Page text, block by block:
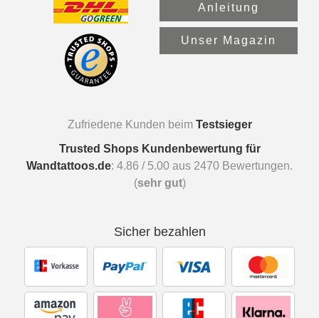
Anleitung
Unser Magazin
Zufriedene Kunden beim Testsieger
Trusted Shops Kundenbewertung für
Wandtattoos.de: 4.86 / 5.00 aus 2470 Bewertungen.
(sehr gut)
Sicher bezahlen